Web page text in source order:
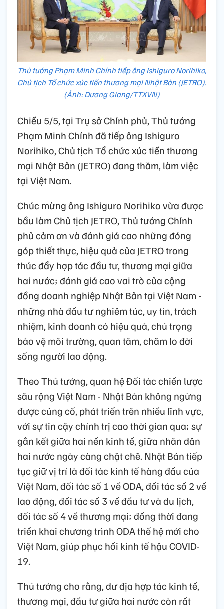
Thủ tướng Phạm Minh Chính tiếp ông Ishiguro Norihiko,
Chủ tịch Tổ chức xúc tiến thương mại Nhật Bản (JETRO).
(Ảnh: Dương Giang/TTXVN)
Chiều 5/5, tại Trụ sở Chính phủ, Thủ tướng
Phạm Minh Chính đã tiếp ông Ishiguro
Norihiko, Chủ tịch Tổ chức xúc tiến thương
mại Nhật Bản (JETRO) đang thăm, làm việc
tại Việt Nam.
Chúc mừng ông Ishiguro Norihiko vừa được
bầu làm Chủ tịch JETRO, Thủ tướng Chính
phủ cảm ơn và đánh giá cao những đóng
góp thiết thực, hiệu quả của JETRO trong
thúc đẩy hợp tác đầu tư, thương mại giữa
hai nước; đánh giá cao vai trò của cộng
đồng doanh nghiệp Nhật Bản tại Việt Nam -
những nhà đầu tư nghiêm túc, uy tín, trách
nhiệm, kinh doanh có hiệu quả, chú trọng
bảo vệ môi trường, quan tâm, chăm lo đời
sống người lao động.
Theo Thủ tướng, quan hệ Đối tác chiến lược
sâu rộng Việt Nam - Nhật Bản không ngừng
được củng cố, phát triển trên nhiều lĩnh vực,
với sự tin cậy chính trị cao thời gian qua; sự
gắn kết giữa hai nền kinh tế, giữa nhân dân
hai nước ngày càng chặt chẽ. Nhật Bản tiếp
tục giữ vị trí là đối tác kinh tế hàng đầu của
Việt Nam, đối tác số 1 về ODA, đối tác số 2 về
lao động, đối tác số 3 về đầu tư và du lịch,
đối tác số 4 về thương mại; đồng thời đang
triển khai chương trình ODA thế hệ mới cho
Việt Nam, giúp phục hồi kinh tế hậu COVID-
19.
Thủ tướng cho rằng, dư địa hợp tác kinh tế,
thương mại, đầu tư giữa hai nước còn rất